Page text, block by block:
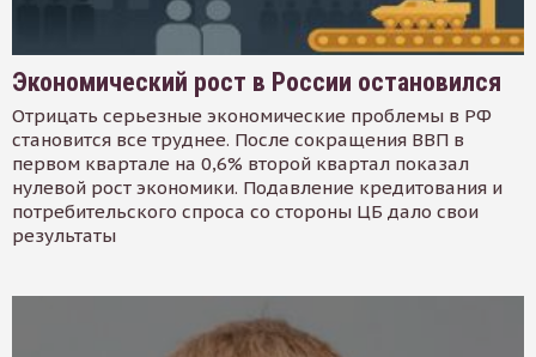
Экономический рост в России остановился
Отрицать серьезные экономические проблемы в РФ
становится все труднее. После сокращения ВВП в
первом квартале на 0,6% второй квартал показал
нулевой рост экономики. Подавление кредитования и
потребительского спроса со стороны ЦБ дало свои
результаты